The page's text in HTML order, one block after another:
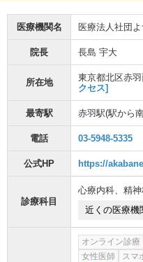
医療機関名 医療法人社団
院長 長島 宇大
所在地 東京都北区赤
クセス]
最寄駅 赤羽駅(駅から
電話 03-5948-5335
公式HP https://
診療科目
心療内科、 精
近くの医療機
オンライン診療
女性医師
スマ